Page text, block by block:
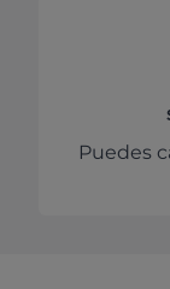
Puedes